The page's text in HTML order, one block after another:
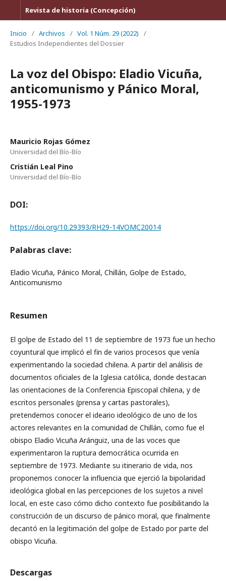
Revista de historia (Concepción)
Inicio / Archivos / Vol. 1 Núm. 29 (2022)
/
Estudios Independientes del Dossier
La voz del Obispo: Eladio Vicuña,
anticomunismo y Pánico Moral,
1955-1973
Mauricio Rojas Gómez
Universidad del Bío-Bío
Cristián Leal Pino
Universidad del Bío-Bío
DOI:
https://doi.org/10.29393/RH29-14VOMC20014
Palabras clave:
Eladio Vicuña, Pánico Moral, Chillán, Golpe de Estado,
Anticomunismo
Resumen
El golpe de Estado del 11 de septiembre de 1973 fue un hecho
coyuntural que implicó el fin de varios procesos que venía
experimentando la sociedad chilena. A partir del análisis de
documentos oficiales de la Iglesia católica, donde destacan
las orientaciones de la Conferencia Episcopal chilena, y de
escritos personales (prensa y cartas pastorales),
pretendemos conocer el ideario ideológico de uno de los
actores relevantes en la comunidad de Chillán, como fue el
obispo Eladio Vicuña Aránguiz, una de las voces que
experimentaron la ruptura democrática ocurrida en
septiembre de 1973. Mediante su itinerario de vida, nos
proponemos conocer la influencia que ejerció la bipolaridad
ideológica global en las percepciones de los sujetos a nivel
local, en este caso cómo dicho contexto fue posibilitando la
construcción de un discurso de pánico moral, que finalmente
decantó en la legitimación del golpe de Estado por parte del
obispo Vicuña.
Descargas